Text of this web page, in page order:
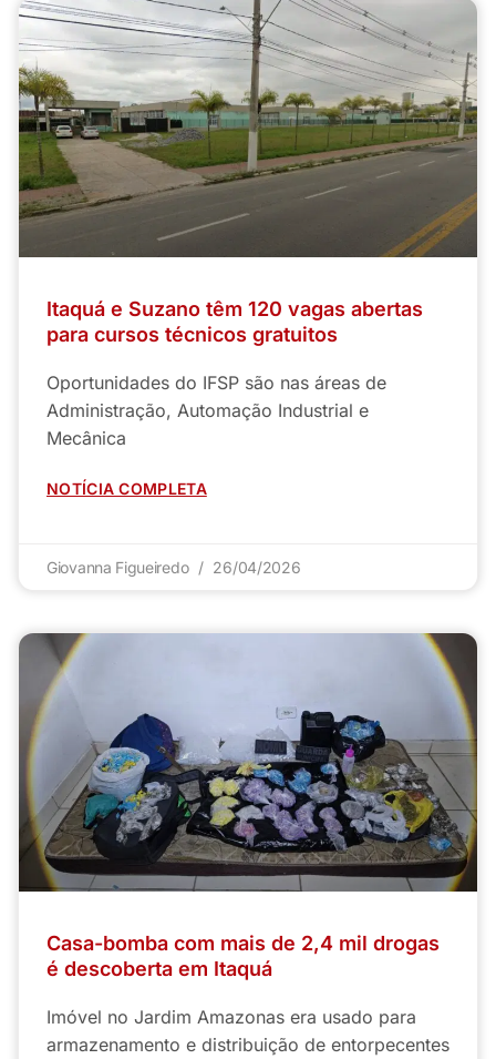
Itaquá e Suzano têm 120 vagas abertas
para cursos técnicos gratuitos
Oportunidades do IFSP são nas áreas de
Administração, Automação Industrial e
Mecânica
NOTÍCIA COMPLETA
Giovanna Figueiredo 26/04/2026
Casa-bomba com mais de 2,4 mil drogas
é descoberta em Itaquá
Imóvel no Jardim Amazonas era usado para
armazenamento e distribuição de entorpecentes